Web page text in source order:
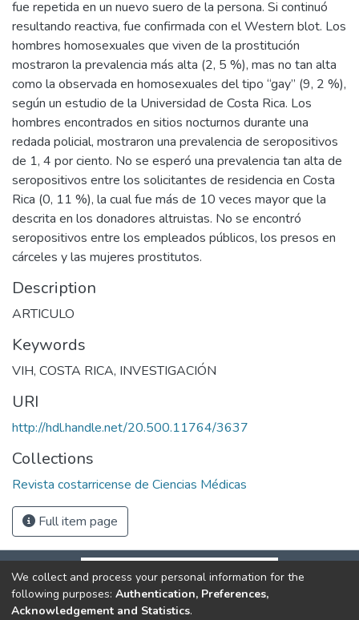
fue repetida en un nuevo suero de la persona. Si continuó
resultando reactiva, fue confirmada con el Western blot. Los
hombres homosexuales que viven de la prostitución
mostraron la prevalencia más alta (2, 5 %), mas no tan alta
como la observada en homosexuales del tipo “gay” (9, 2 %),
según un estudio de la Universidad de Costa Rica. Los
hombres encontrados en sitios nocturnos durante una
redada policial, mostraron una prevalencia de seropositivos
de 1, 4 por ciento. No se esperó una prevalencia tan alta de
seropositivos entre los solicitantes de residencia en Costa
Rica (0, 11 %), la cual fue más de 10 veces mayor que la
descrita en los donadores altruistas. No se encontró
seropositivos entre los empleados públicos, los presos en
cárceles y las mujeres prostitutos.
Description
ARTICULO
Keywords
VIH, COSTA RICA, INVESTIGACIÓN
URI
http://hdl.handle.net/20.500.11764/3637
Collections
Revista costarricense de Ciencias Médicas
Full item page
We collect and process your personal information for the
following purposes: Authentication, Preferences,
Acknowledgement and Statistics.